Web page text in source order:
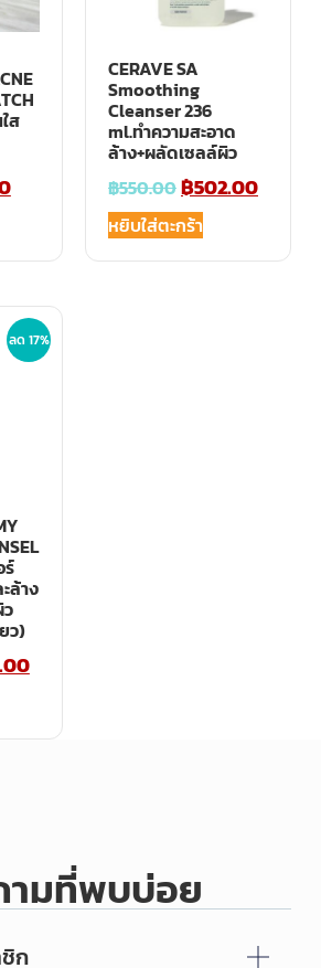
ส
CERAVE SA
Smoothing
Cleanser 236
ml.ทำความสะอาด
ล้าง+ผลัดเซลล์ผิว
฿550.00฿502.00
หยิบใส่ตะกร้า
ลด 17%
ร์
ล้าง
ว)
ามที่พบบ่อย
ก